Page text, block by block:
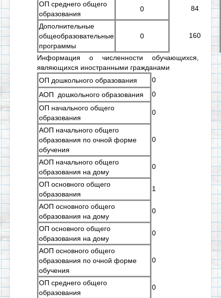
ОП среднего общего
образования
0 84
Дополнительные
общеобразовательные
программы
0 160
Информация о численности обучающихся,
являющихся иностранными гражданами
ОП дошкольного образования
0
АОП дошкольного образования
0
ОП начального общего
образования
0
АОП начального общего
образования по очной форме
обучения
0
АОП начального общего
образования на дому
0
ОП основного общего
образования
1
АОП основного общего
образования на дому
0
ОП основного общего
образования на дому
0
АОП основного общего
образования по очной форме
обучения
0
ОП среднего общего
образования
0